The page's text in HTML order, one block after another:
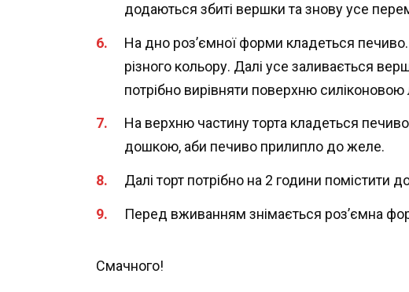
додаються збиті вершки та знову усе
На дно роз’ємної форми кладеться
різного кольору. Далі усе заливається
потрібно вирівняти поверхню
На верхню частину торта кладеться
дошкою, аби печиво прилипло до желе.
Далі торт потрібно на 2 години помістити
Перед вживанням знімається роз’ємна
Смачного!